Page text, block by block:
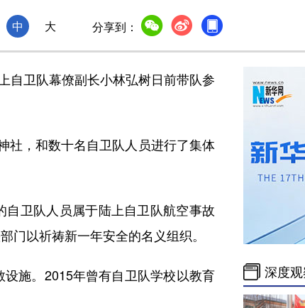
中 大 分享到：
卫队幕僚副长小林弘树日前带队参
，和数十名自卫队人员进行了集体
卫队人员属于陆上自卫队航空事故
门以祈祷新一年安全的名义组织。
施。2015年曾有自卫队学校以教育
深度观